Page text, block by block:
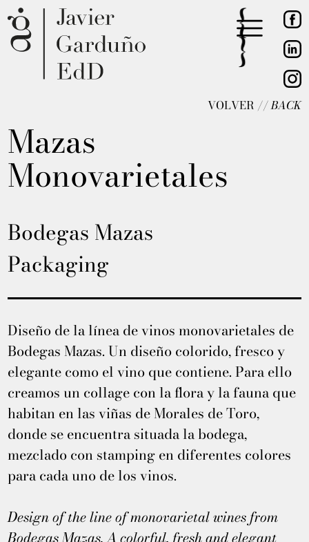
Mazas
Monovarietales
Bodegas Mazas
Packaging
VOLVER //BACK
Diseño de la línea de vinos monovarietales de
Bodegas Mazas. Un diseño colorido, fresco y
elegante como el vino que contiene. Para ello
creamos un collage con la flora y la fauna que
habitan en las viñas de Morales de Toro,
donde se encuentra situada la bodega,
mezclado con stamping en diferentes colores
para cada uno de los vinos.
Design of the line of monovarietal wines from
Bodegas Mazas. A colorful, fresh and elegant